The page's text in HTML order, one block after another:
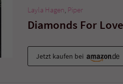
Layla Hagen, Piper
Diamonds For
Jetzt kaufen bei